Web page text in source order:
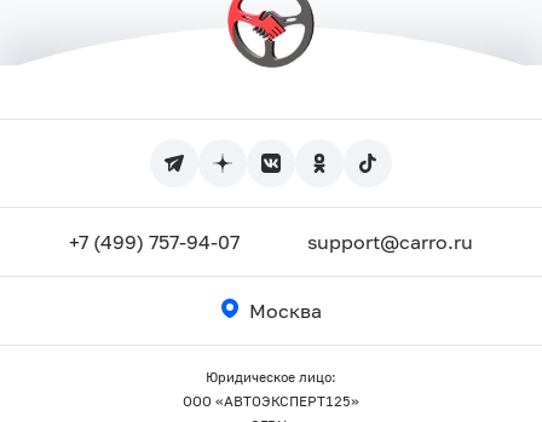
+7 (499) 757-94-07 support@carro.ru
Москва
Юридическое лицо:
ООО «АВТОЭКСПЕРТ125»